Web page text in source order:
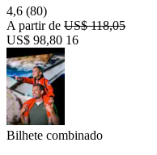
4,6 (80)
A partir de US$ 118,05
US$ 98,80 16
Bilhete combinado